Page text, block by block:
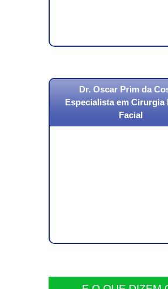
Dr. Oscar Prim da
Especialista em Cirurgia
Facial